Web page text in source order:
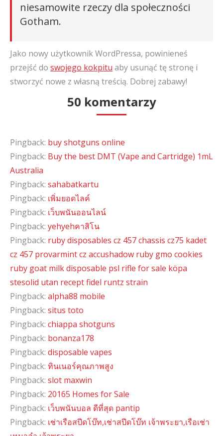
niesamowite rzeczy dla społeczności
Gotham.
Jako nowy użytkownik WordPressa, powinieneś
przejść do swojego kokpitu aby usunąć tę stronę i
stworzyć nowe z własną treścią. Dobrej zabawy!
50 komentarzy
Pingback: buy shotguns online
Pingback: Buy the best DMT (Vape and Cartridge) 1mL
Australia
Pingback: sahabatkartu
Pingback: เพิ่มยอดไลค์
Pingback: เว็บพนันออนไลน์
Pingback: yehyehคาสิโน
Pingback: ruby disposables cz 457 chassis cz75 kadet
cz 457 provarmint cz accushadow ruby gmo cookies
ruby goat milk disposable psl rifle for sale köpa
stesolid utan recept fidel runtz strain
Pingback: alpha88 mobile
Pingback: situs toto
Pingback: chiappa shotguns
Pingback: bonanza178
Pingback: disposable vapes
Pingback: ทินเนอร์คุณภาพสูง
Pingback: slot maxwin
Pingback: 20165 Homes for Sale
Pingback: เว็บพนันบอล ดีที่สุด pantip
Pingback: เช่าเรือสปีดโบ๊ท,เช่าสปีดโบ๊ท เจ้าพระยา,เรือเช่า